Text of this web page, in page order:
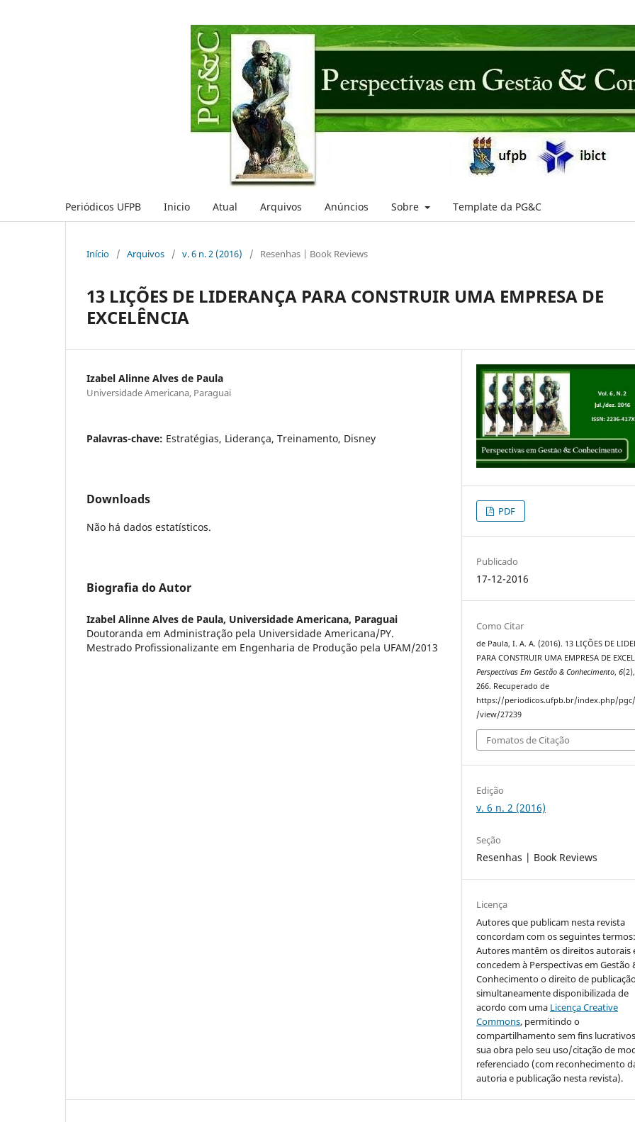
Periódicos UFPB Inicio Atual Arquivos Anúncios Sobre Template da PG&C
Início / Arquivos / v. 6 n. 2 (2016) / Resenhas | Book Reviews
13 LIÇÕES DE LIDERANÇA PARA CONSTRUIR UMA EMPRESA DE
EXCELÊNCIA
Izabel Alinne Alves de Paula
Universidade Americana, Paraguai
Palavras-chave: Estratégias, Liderança, Treinamento, Disney
Downloads
Não há dados estatísticos.
Biografia do Autor
Izabel Alinne Alves de Paula, Universidade Americana, Paraguai
Doutoranda em Administração pela Universidade Americana/PY.
Mestrado Profissionalizante em Engenharia de Produção pela UFAM/2013
PDF
Publicado
17-12-2016
Como Citar
de Paula, I. A. A. (2016). 13 LIÇÕES DE
PARA CONSTRUIR UMA EMPRESA DE
Perspectivas Em Gestão & Conhecimento,6
266. Recuperado de
https://periodicos.ufpb.br/index.php/
/view/27239
Fomatos de Citação
Edição
v. 6 n. 2 (2016)
Seção
Resenhas | Book Reviews
Licença
Autores que publicam nesta revista
concordam com os seguintes
Autores mantêm os direitos autorais
concedem à Perspectivas em Gestão
Conhecimento o direito de
simultaneamente disponibilizada de
acordo com uma Licença Creative
Commons, permitindo o
compartilhamento sem fins
sua obra pelo seu uso/citação de
referenciado (com reconhecimento
autoria e publicação nesta revista).